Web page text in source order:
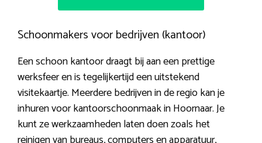
Schoonmakers voor bedrijven (kantoor)
Een schoon kantoor draagt bij aan een prettige
werksfeer en is tegelijkertijd een uitstekend
visitekaartje. Meerdere bedrijven in de regio kan je
inhuren voor kantoorschoonmaak in Hoornaar. Je
kunt ze werkzaamheden laten doen zoals het